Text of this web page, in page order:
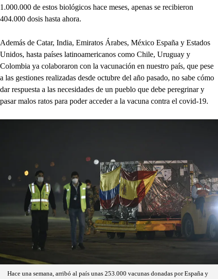
1.000.000 de estos biológicos hace meses, apenas se recibieron
404.000 dosis hasta ahora.
Además de Catar, India, Emiratos Árabes, México España y Estados
Unidos, hasta países latinoamericanos como Chile, Uruguay y
Colombia ya colaboraron con la vacunación en nuestro país, que pese
a las gestiones realizadas desde octubre del año pasado, no sabe cómo
dar respuesta a las necesidades de un pueblo que debe peregrinar y
pasar malos ratos para poder acceder a la vacuna contra el covid-19.
Hace una semana, arribó al país unas 253.000 vacunas donadas por España y